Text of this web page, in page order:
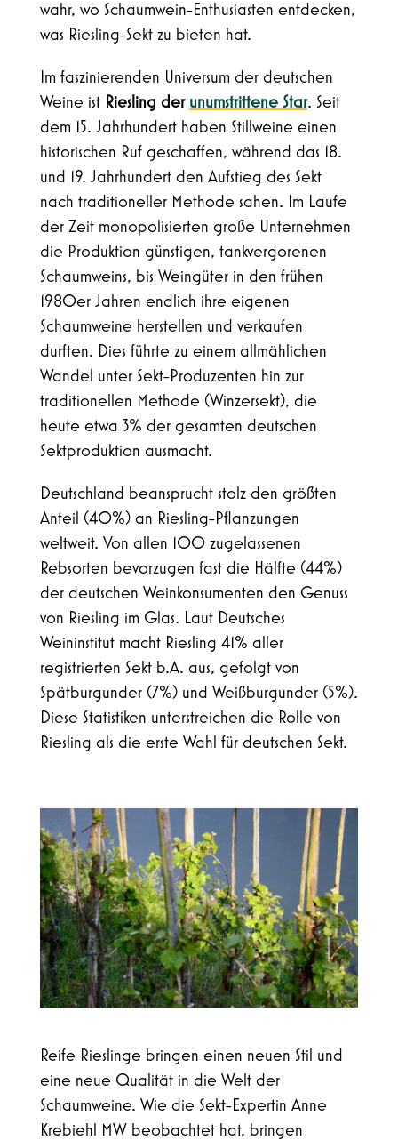
wahr, wo Schaumwein-Enthusiasten entdecken,
was Riesling-Sekt zu bieten hat.
Im faszinierenden Universum der deutschen
Weine ist Riesling der unumstrittene Star. Seit
dem 15. Jahrhundert haben Stillweine einen
historischen Ruf geschaffen, während das 18.
und 19. Jahrhundert den Aufstieg des Sekt
nach traditioneller Methode sahen. Im Laufe
der Zeit monopolisierten große Unternehmen
die Produktion günstigen, tankvergorenen
Schaumweins, bis Weingüter in den frühen
1980er Jahren endlich ihre eigenen
Schaumweine herstellen und verkaufen
durften. Dies führte zu einem allmählichen
Wandel unter Sekt-Produzenten hin zur
traditionellen Methode (Winzersekt), die
heute etwa 3% der gesamten deutschen
Sektproduktion ausmacht.
Deutschland beansprucht stolz den größten
Anteil (40%) an Riesling-Pflanzungen
weltweit. Von allen 100 zugelassenen
Rebsorten bevorzugen fast die Hälfte (44%)
der deutschen Weinkonsumenten den Genuss
von Riesling im Glas. Laut Deutsches
Weininstitut macht Riesling 41% aller
registrierten Sekt b.A. aus, gefolgt von
Spätburgunder (7%) und Weißburgunder (5%).
Diese Statistiken unterstreichen die Rolle von
Riesling als die erste Wahl für deutschen Sekt.
Reife Rieslinge bringen einen neuen Stil und
eine neue Qualität in die Welt der
Schaumweine. Wie die Sekt-Expertin Anne
Krebiehl MW beobachtet hat, bringen